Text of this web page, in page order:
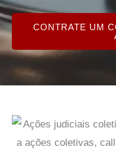
CONTRATE UM